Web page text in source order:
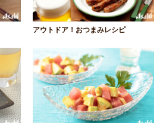
アウトドア！おつまみレシピ